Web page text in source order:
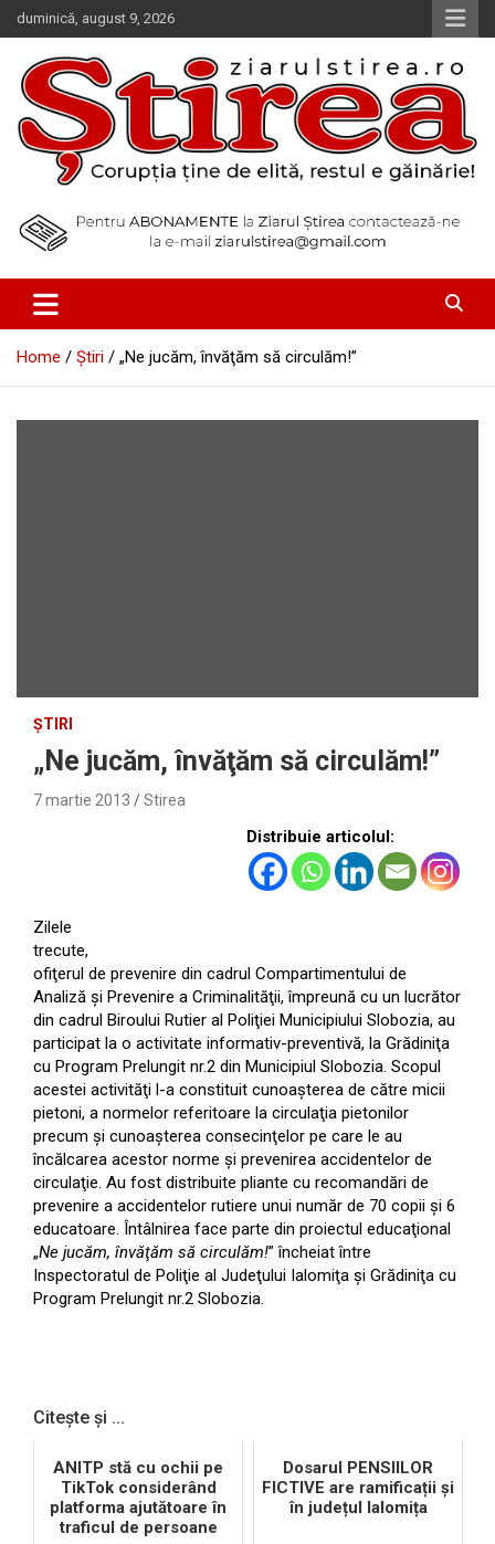
Skip
to
content
duminică, august 9, 2026
Ziarul Știrea
Home Știri „Ne jucăm, învăţăm să circulăm!”
ȘTIRI
„Ne jucăm, învăţăm să circulăm!”
7 martie 2013 Stirea
Distribuie articolul:
Zilele
trecute,
ofiţerul de prevenire din cadrul Compartimentului de
Analiză şi Prevenire a Criminalităţii, împreună cu un lucrător
din cadrul Biroului Rutier al Poliţiei Municipiului Slobozia, au
participat la o activitate informativ-preventivă, la Grădiniţa
cu Program Prelungit nr.2 din Municipiul Slobozia. Scopul
acestei activităţi l-a constituit cunoaşterea de către micii
pietoni, a normelor referitoare la circulaţia pietonilor
precum şi cunoaşterea consecinţelor pe care le au
încălcarea acestor norme şi prevenirea accidentelor de
circulaţie. Au fost distribuite pliante cu recomandări de
prevenire a accidentelor rutiere unui număr de 70 copii şi 6
educatoare. Întâlnirea face parte din proiectul educaţional
„Ne jucăm, învăţăm să circulăm!” încheiat între
Inspectoratul de Poliţie al Judeţului Ialomiţa şi Grădiniţa cu
Program Prelungit nr.2 Slobozia.
Citește și ...
ANITP stă cu ochii pe
TikTok considerând
platforma ajutătoare în
traficul de persoane
Dosarul PENSIILOR
FICTIVE are ramificații și
în județul Ialomița